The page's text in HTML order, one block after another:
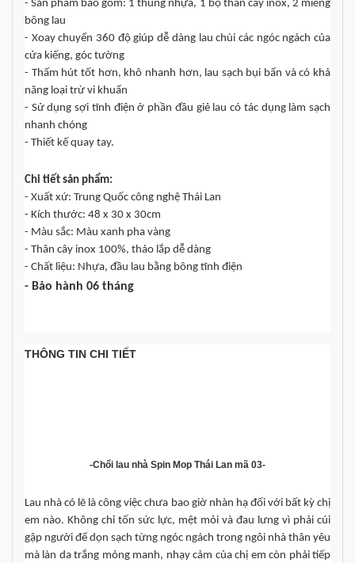
- Sản phẩm bao gồm: 1 thùng nhựa, 1 bộ thân cây inox, 2 miếng
bông lau
- Xoay chuyển 360 độ giúp dễ dàng lau chùi các ngóc ngách của
cửa kiếng, góc tường
- Thấm hút tốt hơn, khô nhanh hơn, lau sạch bụi bẩn và có khả
năng loại trừ vi khuẩn
- Sử dụng sợi tĩnh điện ở phần đầu giẻ lau có tác dụng làm sạch
nhanh chóng
- Thiết kế quay tay.
Chi tiết sản phẩm:
- Xuất xứ: Trung Quốc công nghệ Thái Lan
- Kích thước: 48 x 30 x 30cm
- Màu sắc: Màu xanh pha vàng
- Thân cây inox 100%, tháo lắp dễ dàng
- Chất liệu: Nhựa, đầu lau bằng bông tĩnh điện
- Bảo hành 06 tháng
THÔNG TIN CHI TIẾT
-Chổi lau nhà Spin Mop Thái Lan mã 03-
Lau nhà có lẽ là công việc chưa bao giờ nhàn hạ đối với bất kỳ chị
em nào. Không chỉ tốn sức lực, mệt mỏi và đau lưng vì phải cúi
gập người để dọn sạch từng ngóc ngách trong ngôi nhà thân yêu
mà làn da trắng mỏng manh, nhạy cảm của chị em còn phải tiếp